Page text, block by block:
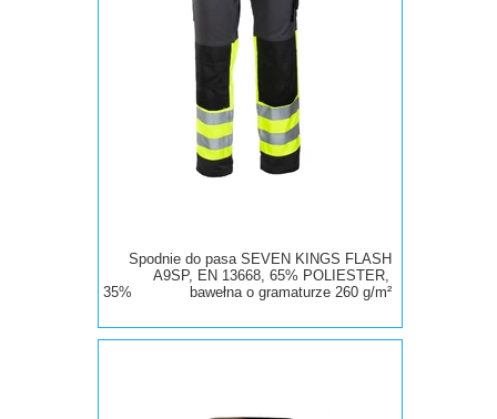
Spodnie do pasa SEVEN KINGS FLASH
A9SP, EN 13668, 65% POLIESTER,
35% bawełnao gramaturze 260 g/m²